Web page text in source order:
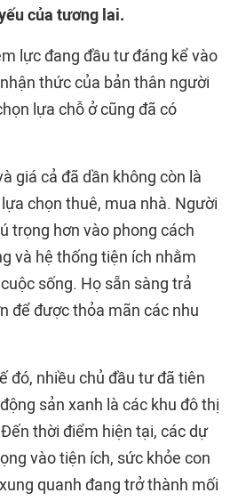
của tương lai.
lực đang đầu tư đáng kể vào
thức của bản thân người
lựa chỗ ở cũng đã có
giá cả đã dần không còn là
chọn thuê, mua nhà. Người
trọng hơn vào phong cách
và hệ thống tiện ích nhằm
sống. Họ sẵn sàng trả
để được thỏa mãn các nhu
đó, nhiều chủ đầu tư đã tiên
sản xanh là các khu đô thị
thời điểm hiện tại, các dự
vào tiện ích, sức khỏe con
quanh đang trở thành mối